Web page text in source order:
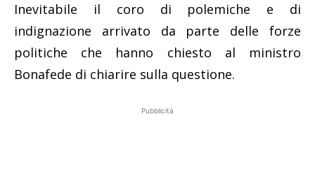
Inevitabile il coro di polemiche e di
indignazione arrivato da parte delle forze
politiche che hanno chiesto al ministro
Bonafede di chiarire sulla questione.
Pubblicità